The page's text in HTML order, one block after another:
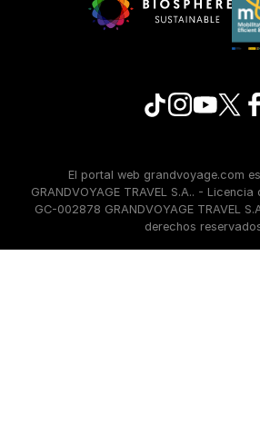
El portal web grandvoyage.com
GRANDVOYAGE TRAVEL S.A.. -
GC-002878 GRANDVOYAGE TRAVEL
derechos